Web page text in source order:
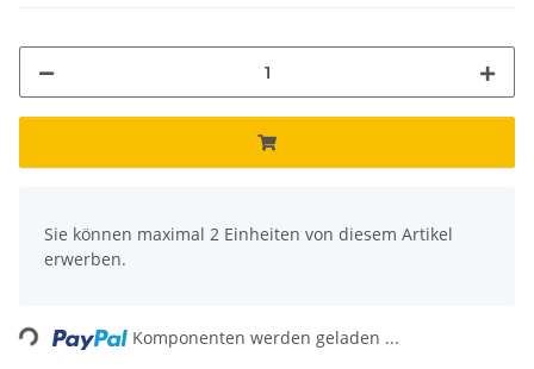
Sie können maximal 2 Einheiten von diesem Artikel
erwerben.
Loading... Komponenten werden geladen ...